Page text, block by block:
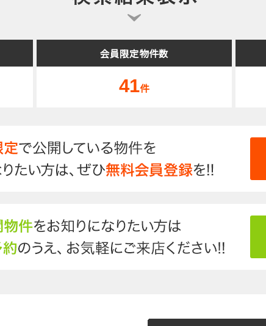
会員限定物件数
41件